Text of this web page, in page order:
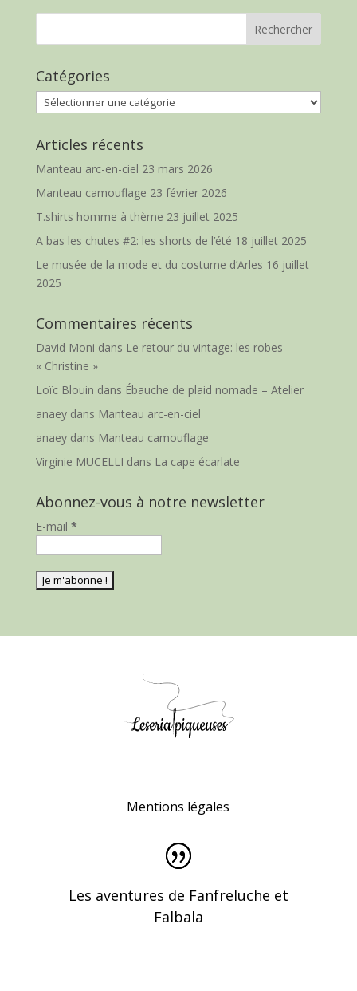
Catégories
Catégories
Articles récents
Manteau arc-en-ciel 23 mars 2026
Manteau camouflage 23 février 2026
T.shirts homme à thème 23 juillet 2025
A bas les chutes #2: les shorts de l’été 18 juillet 2025
Le musée de la mode et du costume d’Arles 16 juillet
2025
Commentaires récents
David Moni dans Le retour du vintage: les robes
« Christine »
Loïc Blouin dans Ébauche de plaid nomade – Atelier
anaeydans Manteau arc-en-ciel
anaeydans Manteau camouflage
Virginie MUCELLI dans La cape écarlate
Abonnez-vous à notre newsletter
E-mail *
Mentions légales
Les aventures de Fanfreluche et
Falbala